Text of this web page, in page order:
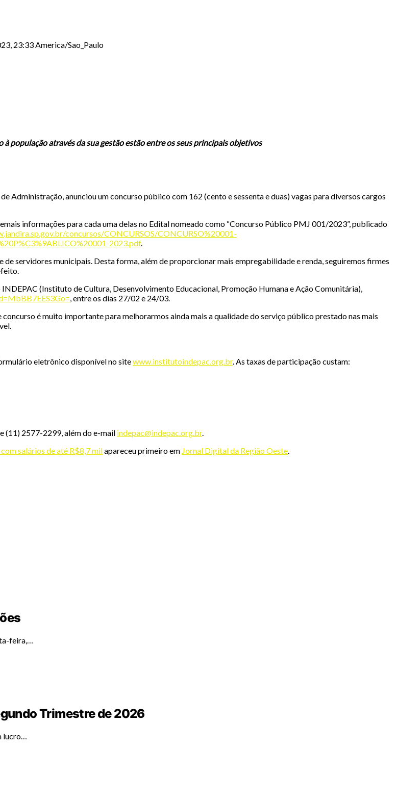
23:33 America/Sao_Paulo
população através da sua gestão estão entre os seus principais objetivos
Administração, anunciou um concurso público com 162 (cento e sessenta e duas) vagas para diversos cargos
informações para cada uma delas no Edital nomeado como “Concurso Público PMJ 001/2023”, publicado
concursos/CONCURSOS/CONCURSO%20001-
2023.pdf.
servidores municipais. Desta forma, além de proporcionar mais empregabilidade e renda, seguiremos firmes
(Instituto de Cultura, Desenvolvimento Educacional, Promoção Humana e Ação Comunitária),
, entre os dias 27/02 e 24/03.
é muito importante para melhorarmos ainda mais a qualidade do serviço público prestado nas mais
eletrônico disponível no sitewww.institutoindepac.org.br. As taxas de participação custam:
(11) 2577-2299, além do e-mail indepac@indepac.org.br.
salários de até R$8,7 milapareceu primeiro em Jornal Digital da Região Oeste.
feira,…
Trimestre de 2026
lucro…